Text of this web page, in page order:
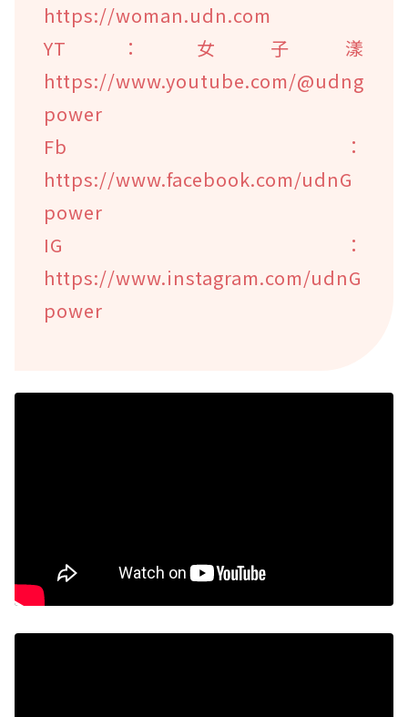
https://woman.udn.com
YT：女子漾
https://www.youtube.com/@udng
power
Fb：
https://www.facebook.com/udnG
power
IG：
https://www.instagram.com/udnG
power